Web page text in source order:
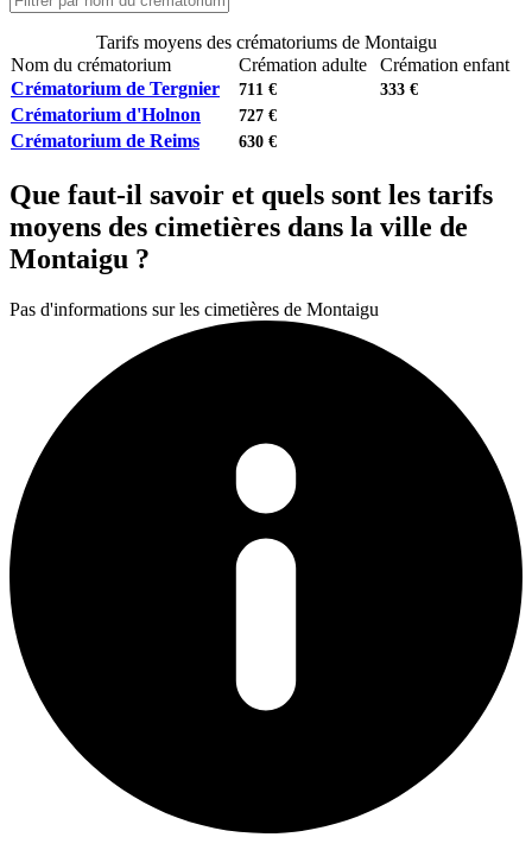
Tarifs moyens des crématoriums de Montaigu
Nom du crématorium
Crémation adulte
Crémation enfant
Crématorium de Tergnier
711 € 333 €
Crématorium d'Holnon 727 €
Crématorium de Reims 630 €
Que faut-il savoir et quels sont les tarifs
moyens des cimetières dans la ville de
Montaigu ?
Pas d'informations sur les cimetières de Montaigu